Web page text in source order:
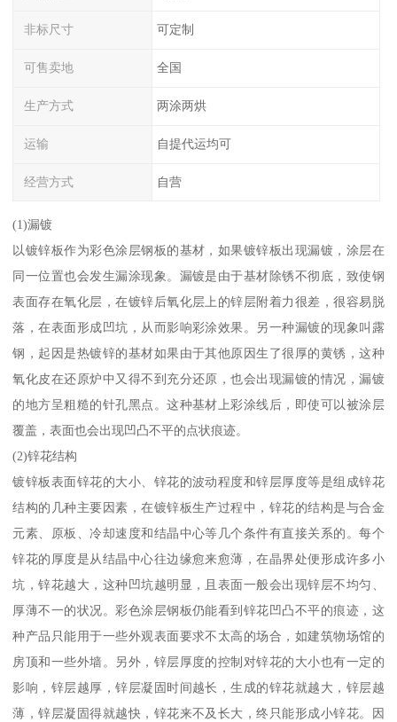
非标尺寸 可定制
可售卖地 全国
生产方式 两涂两烘
运输 自提代运均可
经营方式 自营
(1)漏镀
以镀锌板作为彩色涂层钢板的基材，如果镀锌板出现漏镀，涂层在
同一位置也会发生漏涂现象。漏镀是由于基材除锈不彻底，致使钢
表面存在氧化层，在镀锌后氧化层上的锌层附着力很差，很容易脱
落，在表面形成凹坑，从而影响彩涂效果。另一种漏镀的现象叫露
钢，起因是热镀锌的基材如果由于其他原因生了很厚的黄锈，这种
氧化皮在还原炉中又得不到充分还原，也会出现漏镀的情况，漏镀
的地方呈粗糙的针孔黑点。这种基材上彩涂线后，即使可以被涂层
覆盖，表面也会出现凹凸不平的点状痕迹。
(2)锌花结构
镀锌板表面锌花的大小、锌花的波动程度和锌层厚度等是组成锌花
结构的几种主要因素，在镀锌板生产过程中，锌花的结构是与合金
元素、原板、冷却速度和结晶中心等几个条件有直接关系的。每个
锌花的厚度是从结晶中心往边缘愈来愈薄，在晶界处便形成许多小
坑，锌花越大，这种凹坑越明显，且表面一般会出现锌层不均匀、
厚薄不一的状况。彩色涂层钢板仍能看到锌花凹凸不平的痕迹，这
种产品只能用于一些外观表面要求不太高的场合，如建筑物场馆的
房顶和一些外墙。另外，锌层厚度的控制对锌花的大小也有一定的
影响，锌层越厚，锌层凝固时间越长，生成的锌花就越大，锌层越
薄，锌层凝固得就越快，锌花来不及长大，终只能形成小锌花。因